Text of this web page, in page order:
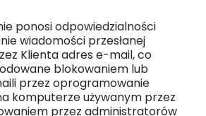
ponosi odpowiedzialności
wiadomości przesłanej
Klienta adres e-mail, co
blokowaniem lub
przez oprogramowanie
komputerze używanym przez
przez administratorów